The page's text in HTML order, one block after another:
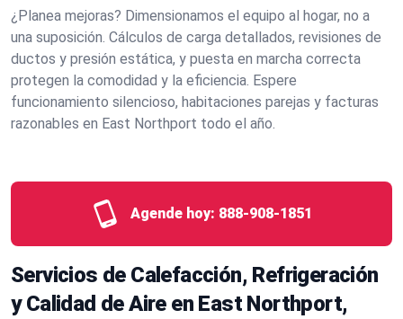
¿Planea mejoras? Dimensionamos el equipo al hogar, no a
una suposición. Cálculos de carga detallados, revisiones de
ductos y presión estática, y puesta en marcha correcta
protegen la comodidad y la eficiencia. Espere
funcionamiento silencioso, habitaciones parejas y facturas
razonables en East Northport todo el año.
Agende hoy: 888-908-1851
Servicios de Calefacción, Refrigeración
y Calidad de Aire en East Northport,